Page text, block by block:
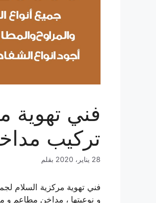
تركيب
28 يناير، 2020 بقلم
فني تهوية مركزية السلام
و نوعيتها ، مداخن مطاعم و